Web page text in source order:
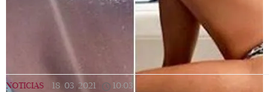
NOTICIAS 18/03/2021 10:03